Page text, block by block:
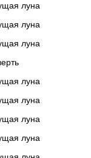
луна
луна
луна
луна
луна
луна
луна